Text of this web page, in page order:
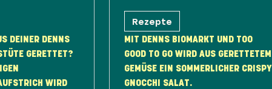
DEINER DENNS
GERETTET?
WIRD
Rezepte
MIT DENNS BIOMARKT UND TOO
GOOD TO GO WIRD AUS GERETTETEM
GEMÜSE EIN SOMMERLICHER CRISPY
GNOCCHI SALAT.